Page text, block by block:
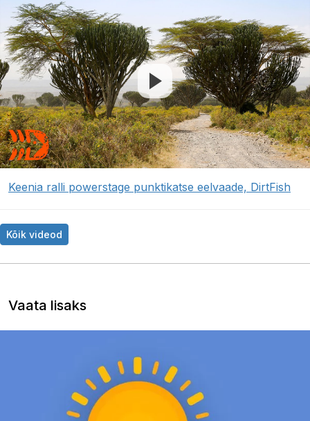
Keenia ralli powerstage punktikatse eelvaade, DirtFish
Kõik videod
Vaata lisaks